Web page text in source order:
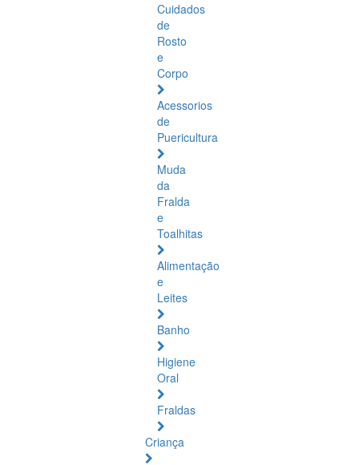
Cuidados
de
Rosto
e
Corpo
Acessorios
de
Puericultura
Muda
da
Fralda
e
Toalhitas
Alimentação
e
Leites
Banho
Higiene
Oral
Fraldas
Criança